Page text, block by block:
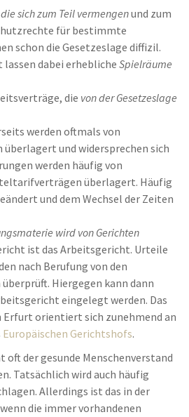
sich zum Teil vermengenund zum
für bestimmte
schon die Gesetzeslage diffizil.
dabei erhebliche Spielräume
die von der Gesetzeslage
werden oftmals von
und widersprechen sich
werden häufig von
überlagert. Häufig
und dem Wechsel der Zeiten
wird von Gerichten
ist das Arbeitsgericht. Urteile
nach Berufung von den
Hiergegen kann dann
eingelegt werden. Das
orientiert sich zunehmend an
Europäischen Gerichtshofs.
oft der gesunde Menschenverstand
Tatsächlich wird auch häufig
Allerdings ist das in der
die immer vorhandenen